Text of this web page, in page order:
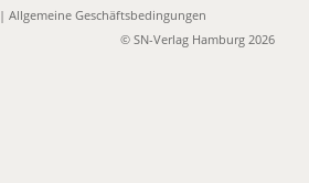
|Allgemeine Geschäftsbedingungen
© SN-Verlag Hamburg 2026